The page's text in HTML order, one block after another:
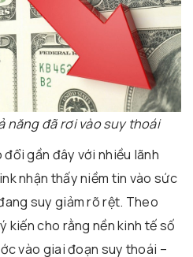
năng đã rơi vào suy thoái
gần đây với nhiều lãnh
nhận thấy niềm tin vào sức
suy giảm rõ rệt. Theo
kiến cho rằng nền kinh tế số
vào giai đoạn suy thoái –